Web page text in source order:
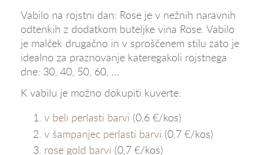
Vabilo na rojstni dan: Rose je v nežnih naravnih
odtenkih z dodatkom buteljke vina Rose. Vabilo
je malček drugačno in v sproščenem stilu zato je
idealno za praznovanje kateregakoli rojstnega
dne: 30, 40, 50, 60, …
K vabilu je možno dokupiti kuverte:
v beli perlasti barvi (0,6 €/kos)
v šampanjec perlasti barvi (0,7 €/kos)
rose gold barvi (0,7 €/kos)